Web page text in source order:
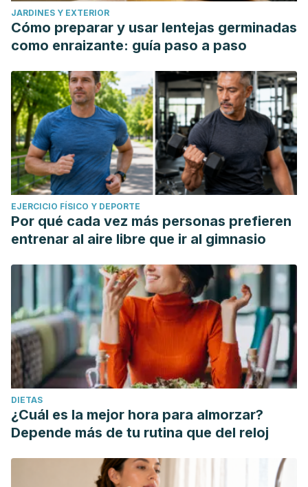
JARDINES Y EXTERIOR
Cómo preparar y usar lentejas germinadas
como enraizante: guía paso a paso
EJERCICIO FÍSICO Y DEPORTE
Por qué cada vez más personas prefieren
entrenar al aire libre que ir al gimnasio
DIETAS
¿Cuál es la mejor hora para almorzar?
Depende más de tu rutina que del reloj